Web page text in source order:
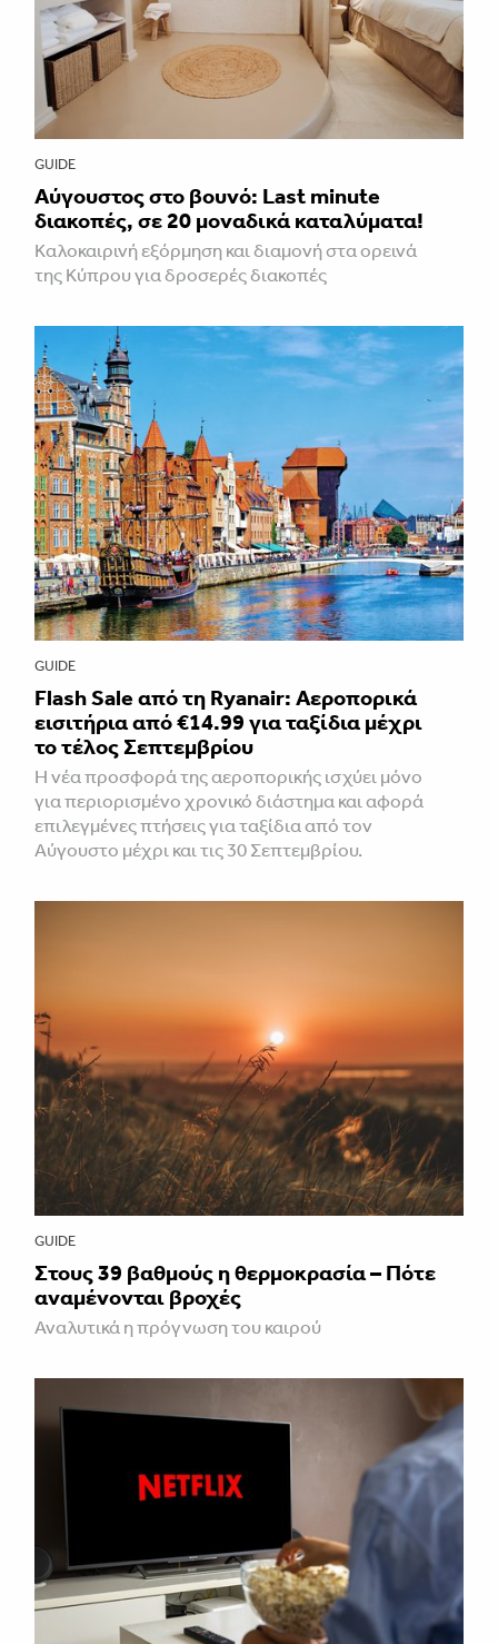
GUIDE
Aύγουστος στο βουνό: Last minute
διακοπές, σε 20 μοναδικά καταλύματα!
Καλοκαιρινή εξόρμηση και διαμονή στα ορεινά
της Κύπρου για δροσερές διακοπές
GUIDE
Flash Sale από τη Ryanair: Αεροπορικά
εισιτήρια από €14.99 για ταξίδια μέχρι
το τέλος Σεπτεμβρίου
Η νέα προσφορά της αεροπορικής ισχύει μόνο
για περιορισμένο χρονικό διάστημα και αφορά
επιλεγμένες πτήσεις για ταξίδια από τον
Αύγουστο μέχρι και τις 30 Σεπτεμβρίου.
GUIDE
Στους 39 βαθμούς η θερμοκρασία – Πότε
αναμένονται βροχές
Αναλυτικά η πρόγνωση του καιρού